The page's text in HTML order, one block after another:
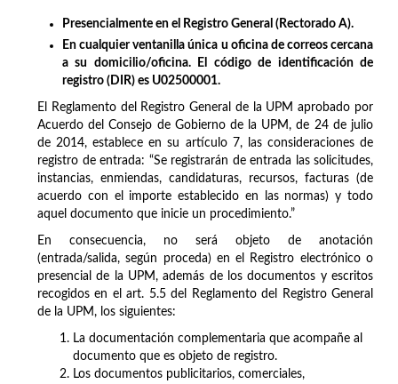
Presencialmente en el Registro General (Rectorado A).
En cualquier ventanilla única u oficina de correos cercana
a su domicilio/oficina. El código de identificación de
registro (DIR) es U02500001.
El Reglamento del Registro General de la UPM aprobado por
Acuerdo del Consejo de Gobierno de la UPM, de 24 de julio
de 2014, establece en su artículo 7, las consideraciones de
registro de entrada: “Se registrarán de entrada las solicitudes,
instancias, enmiendas, candidaturas, recursos, facturas (de
acuerdo con el importe establecido en las normas) y todo
aquel documento que inicie un procedimiento.”
En consecuencia, no será objeto de anotación
(entrada/salida, según proceda) en el Registro electrónico o
presencial de la UPM, además de los documentos y escritos
recogidos en el art. 5.5 del Reglamento del Registro General
de la UPM, los siguientes:
La documentación complementaria que acompañe al
documento que es objeto de registro.
Los documentos publicitarios, comerciales,